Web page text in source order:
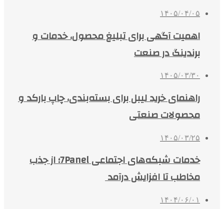
۱۴۰۵/۰۴/۰۵
اهمیت آگهی برای تبلیغ محصول، خدمات و
برندینگ در صنعت
۱۴۰۵/۰۳/۳۰
راهنمای خرید لیبل برای بسته‌بندی، چاپ بارکد و
محصولات صنعتی
۱۴۰۵/۰۳/۲۵
خدمات شبکه‌های اجتماعی 7Panel؛ از جذب
مخاطب تا افزایش درآمد
۱۴۰۴/۰۶/۰۱